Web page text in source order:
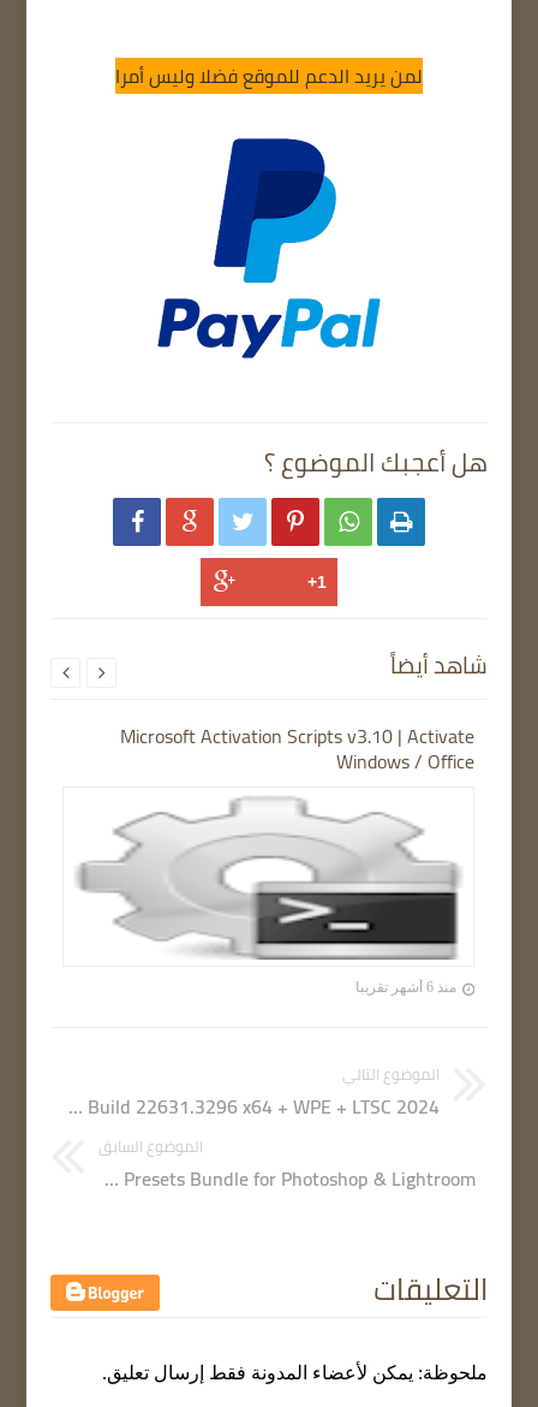
لمن يريد الدعم للموقع فضلا وليس أمرا
هل أعجبك الموضوع ؟
     
شاهد أيضاً
Microsoft Activation Scripts v3.10 | Activate
Windows / Office
منذ 6 أشهر تقريبا
 
الموضوع التالي
Windows 11 Pro Lite 23H2 Build 22631.3296 x64 + WPE + LTSC 2024
الموضوع السابق
Envato – Photoshop & Lightroom Actions / Presets Bundle 1 March 2024 | Actions / Presets Bundle for Photoshop & Lightroom
التعليقات
ملحوظة: يمكن لأعضاء المدونة فقط إرسال تعليق.